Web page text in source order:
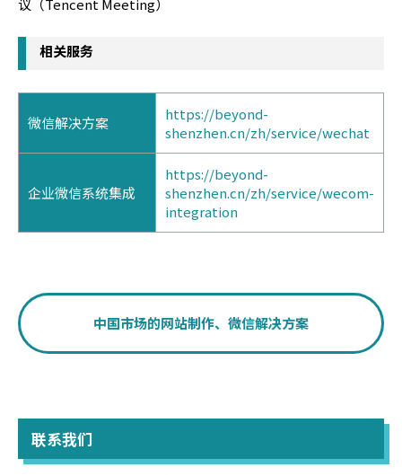
议（Tencent Meeting）
相关服务
微信解决方案
https://beyond-
shenzhen.cn/zh/service/wechat
企业微信系统集成
https://beyond-
shenzhen.cn/zh/service/wecom-
integration
中国市场的网站制作、微信解决方案
联系我们